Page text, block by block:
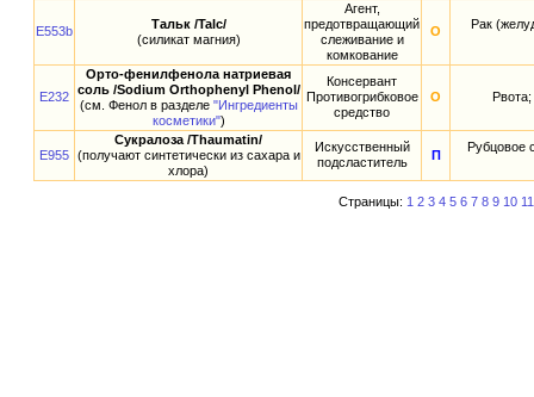
E553b
Тальк /Talc/
(силикат магния)
Агент,
предотвращающий
слеживание и
комкование
О Рак
E232
Орто-фенилфенола натриевая
соль /Sodium Orthophenyl Phenol/
(см. Фенол в разделе "Ингредиенты
косметики")
Консервант
Противогрибковое
средство
О Рвота;
E955
Сукралоза /Thaumatin/
(получают синтетически из сахара и
хлора)
Искусственный
подсластитель
П
Рубцовое
Страницы: 1 2 3 4 5 6 7 8 9 10 11